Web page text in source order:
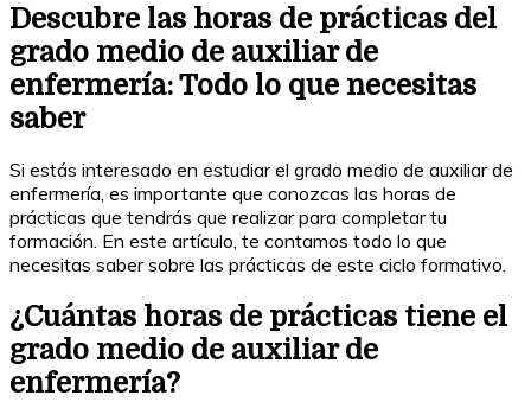
Descubre las horas de prácticas del
grado medio de auxiliar de
enfermería: Todo lo que necesitas
saber
Si estás interesado en estudiar el grado medio de auxiliar de
enfermería, es importante que conozcas las horas de
prácticas que tendrás que realizar para completar tu
formación. En este artículo, te contamos todo lo que
necesitas saber sobre las prácticas de este ciclo formativo.
¿Cuántas horas de prácticas tiene el
grado medio de auxiliar de
enfermería?